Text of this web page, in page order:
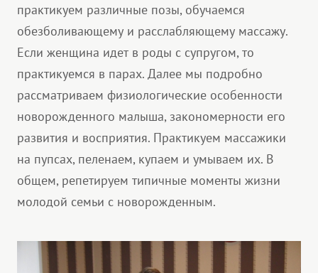
практикуем различные позы, обучаемся
обезболивающему и расслабляющему массажу.
Если женщина идет в роды с супругом, то
практикуемся в парах. Далее мы подробно
рассматриваем физиологические особенности
новорожденного малыша, закономерности его
развития и восприятия. Практикуем массажики
на пупсах, пеленаем, купаем и умываем их. В
общем, репетируем типичные моменты жизни
молодой семьи с новорожденным.